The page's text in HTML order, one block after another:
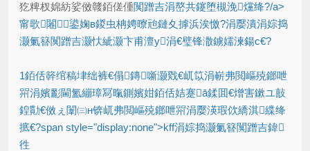
犵粺杈婂紡娑傚竷銆傞偅闃蹭吉涓嶅共鑳堕槻浼爣绛?/a>
甯歌闂鍙婅в鍐虫柟娉曢兘鏈夊摢浜涘憿?涓嬮潰涓婃捣
灏氭簮闃蹭吉灏忕紪灏卞甫澶у涓€璧锋潵鐪嬬湅鍚с€?
1銆佸簳绾稿垏绌裤€傝鏄噺灏戣€屼笖涓嶄弗閲嶇殑鎯呭
喌涓嬪彲閫氳繃璋冩暣鍘嬪姏銆佸姞蹇ā鍒囬€熷害鏉ユ敼
鍠勩€傚ぇ闈㈢н锛屼弗閲嶇殑鎯呭喌涓嬮渶瑕佽繑淇緤绛
掋€?span style="display:none">kff涓婃捣灏氭簮闃蹭吉鍏
徃